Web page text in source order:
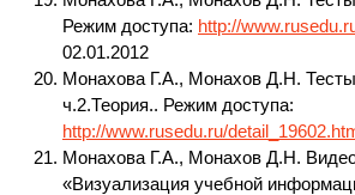
Режим доступа: http://
02.01.2012
Монахова Г.А., Монахов Д.Н.
ч.2.Теория.. Режим доступа:
http://www.rusedu.ru/
Монахова Г.А., Монахов Д.Н.
«Визуализация учебной